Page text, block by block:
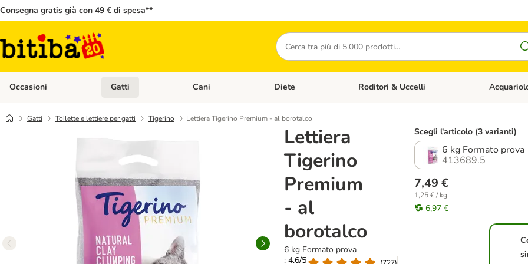
Consegna gratis già con 49 € di spesa**
Cerca
Occasioni Apri Menù Categoria: Occasioni
Gatti Apri Menù Categoria: Gatti
Cani Apri Menù Categoria: Cani
Diete Apri Menù Categoria: Diete
Roditori & Uccelli Apri Menù
Gatti Toilette e lettiere per gatti Tigerino Lettiera Tigerino Premium - al borotalco
Lettiera
Tigerino
Premium
- al
borotalco
6 kg Formato prova
: 4.6/5
Scegli l'articolo (3 varianti)
6 kg Formato prova
413689.5
7,49 €
1,25 € / kg
6,97 €